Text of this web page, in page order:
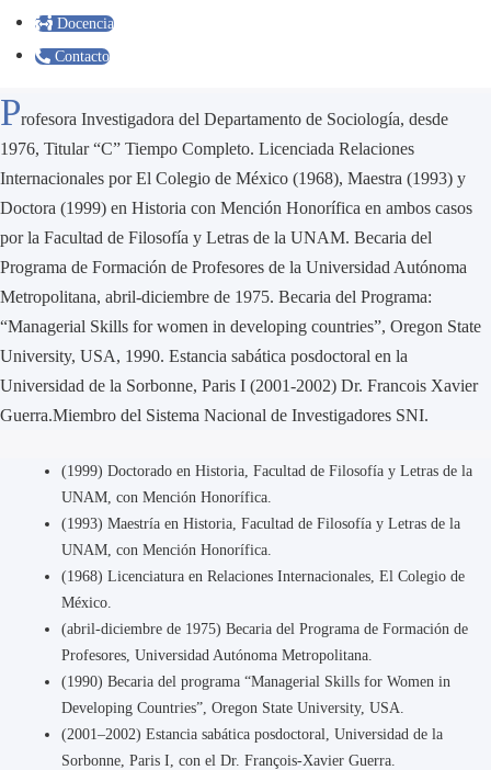
Docencia
Contacto
Profesora Investigadora del Departamento de Sociología, desde
1976, Titular “C” Tiempo Completo. Licenciada Relaciones
Internacionales por El Colegio de México (1968), Maestra (1993) y
Doctora (1999) en Historia con Mención Honorífica en ambos casos
por la Facultad de Filosofía y Letras de la UNAM. Becaria del
Programa de Formación de Profesores de la Universidad Autónoma
Metropolitana, abril-diciembre de 1975. Becaria del Programa:
“Managerial Skills for women in developing countries”, Oregon State
University, USA, 1990. Estancia sabática posdoctoral en la
Universidad de la Sorbonne, Paris I (2001-2002) Dr. Francois Xavier
Guerra.Miembro del Sistema Nacional de Investigadores SNI.
(1999) Doctorado en Historia, Facultad de Filosofía y Letras de la
UNAM, con Mención Honorífica.
(1993) Maestría en Historia, Facultad de Filosofía y Letras de la
UNAM, con Mención Honorífica.
(1968) Licenciatura en Relaciones Internacionales, El Colegio de
México.
(abril-diciembre de 1975) Becaria del Programa de Formación de
Profesores, Universidad Autónoma Metropolitana.
(1990) Becaria del programa “Managerial Skills for Women in
Developing Countries”, Oregon State University, USA.
(2001–2002) Estancia sabática posdoctoral, Universidad de la
Sorbonne, Paris I, con el Dr. François-Xavier Guerra.